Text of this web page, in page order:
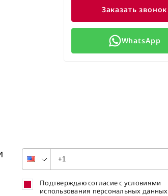
Заказать звонок
WhatsApp
Подтверждаю согласие с условиями
использования персональных данных